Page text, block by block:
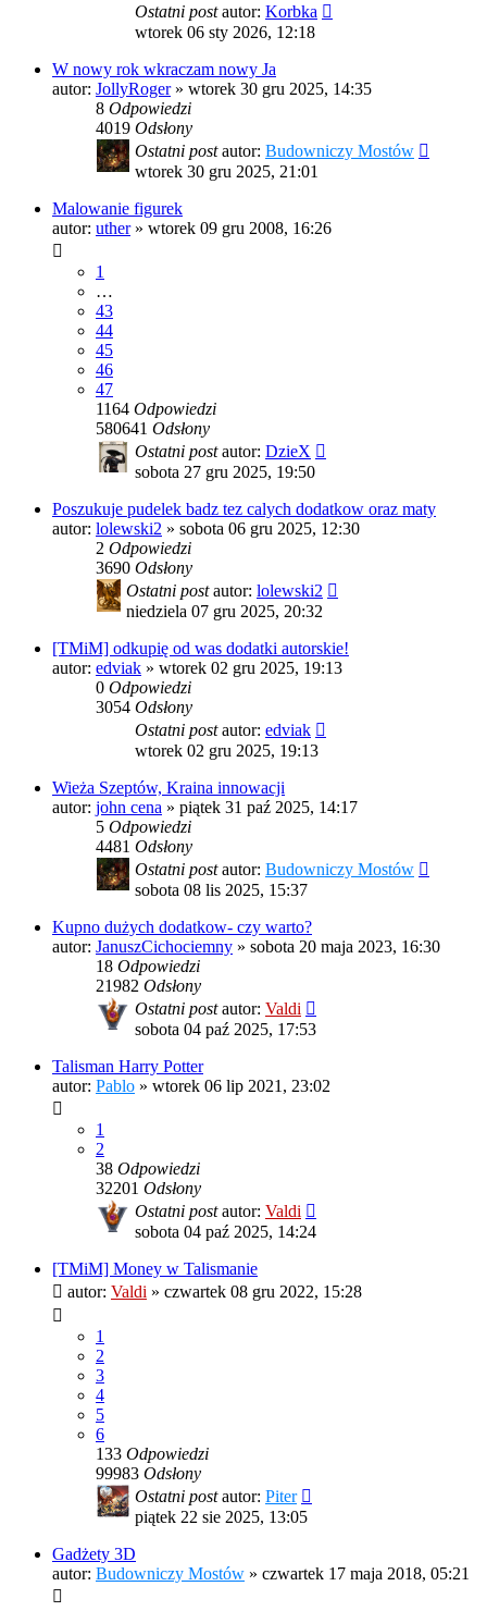
Ostatni postautor: Korbka
wtorek 06 sty 2026, 12:18
W nowy rok wkraczam nowy Ja
autor: JollyRoger» wtorek 30 gru 2025, 14:35
8 Odpowiedzi
4019 Odsłony
Ostatni postautor: Budowniczy Mostów
wtorek 30 gru 2025, 21:01
Malowanie figurek
autor: uther» wtorek 09 gru 2008, 16:26
1
…
43
44
45
46
47
1164 Odpowiedzi
580641 Odsłony
Ostatni postautor: DzieX
sobota 27 gru 2025, 19:50
Poszukuje pudelek badz tez calych dodatkow oraz maty
autor: lolewski2 » sobota 06 gru 2025, 12:30
2 Odpowiedzi
3690 Odsłony
Ostatni postautor: lolewski2
niedziela 07 gru 2025, 20:32
[TMiM] odkupię od was dodatki autorskie!
autor: edviak » wtorek 02 gru 2025, 19:13
0 Odpowiedzi
3054 Odsłony
Ostatni postautor: edviak
wtorek 02 gru 2025, 19:13
Wieża Szeptów, Kraina innowacji
autor: john cena » piątek 31 paź 2025, 14:17
5 Odpowiedzi
4481 Odsłony
Ostatni postautor: Budowniczy Mostów
sobota 08 lis 2025, 15:37
Kupno dużych dodatkow- czy warto?
autor: JanuszCichociemny » sobota 20 maja 2023, 16:30
18 Odpowiedzi
21982 Odsłony
Ostatni postautor: Valdi
sobota 04 paź 2025, 17:53
Talisman Harry Potter
autor: Pablo » wtorek 06 lip 2021, 23:02
1
2
38 Odpowiedzi
32201 Odsłony
Ostatni postautor: Valdi
sobota 04 paź 2025, 14:24
[TMiM] Money w Talismanie
autor: Valdi » czwartek 08 gru 2022, 15:28
1
2
3
4
5
6
133 Odpowiedzi
99983 Odsłony
Ostatni postautor: Piter
piątek 22 sie 2025, 13:05
Gadżety 3D
autor: Budowniczy Mostów » czwartek 17 maja 2018, 05:21